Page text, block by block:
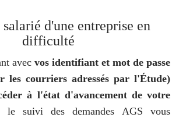
salarié d'une entreprise en
difficulté
avec vos identifiant et mot de passe
les courriers adressés par l'Étude)
à l'état d'avancement de votre
le suivi des demandes AGS vous